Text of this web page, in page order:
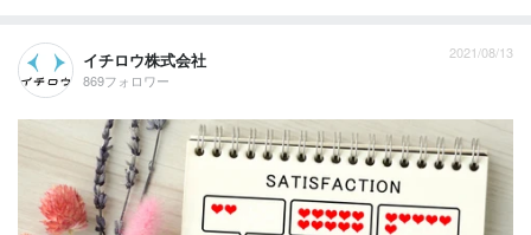
イチロウ株式会社
869フォロワー
2021/08/13